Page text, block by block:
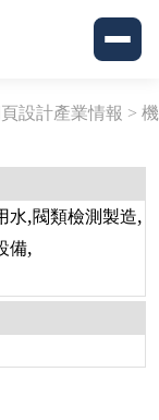
設計產業情報 > 機
水,閥類檢測製造,
備,